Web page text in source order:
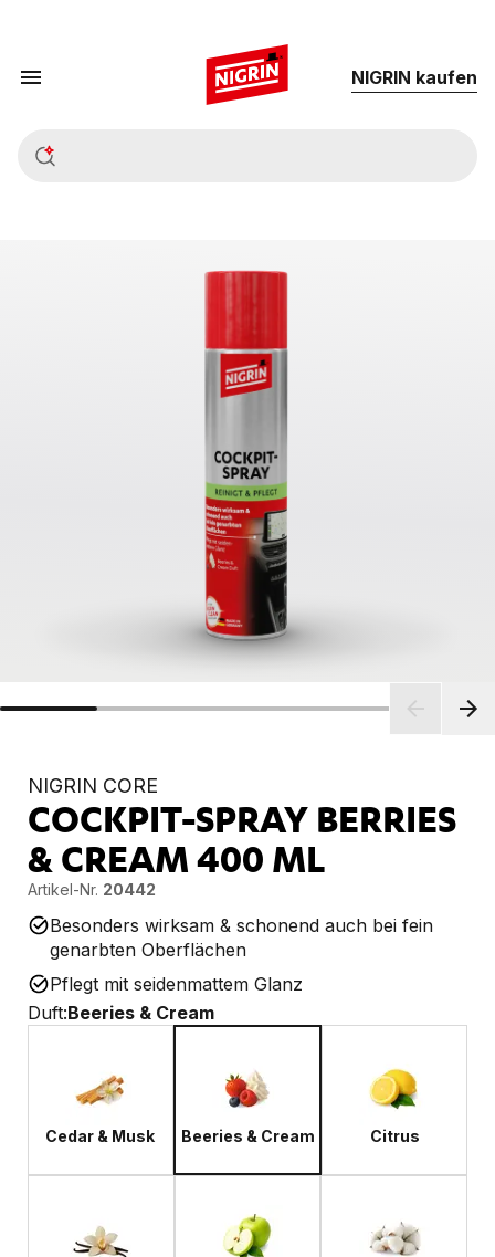
NIG­RIN kau­fen
NIGRIN CORE
COCKPIT-SPRAY BERRIES
& CREAM 400 ML
Artikel-Nr. 20442
Besonders wirksam & schonend auch bei fein
genarbten Oberflächen
Pflegt mit seidenmattem Glanz
Duft:Beeries & Cream
Cedar & Musk Beeries & Cream Citrus